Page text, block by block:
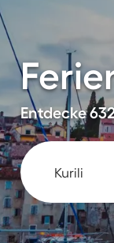
Entdecke